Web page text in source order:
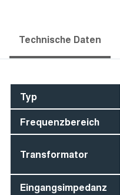
Technische Daten
Typ
Frequenzbereich
Transformator
Eingangsimpedanz